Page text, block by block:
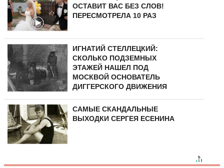
ОСТАВИТ ВАС БЕЗ СЛОВ!
ПЕРЕСМОТРЕЛА 10 РАЗ
ИГНАТИЙ СТЕЛЛЕЦКИЙ:
СКОЛЬКО ПОДЗЕМНЫХ
ЭТАЖЕЙ НАШЕЛ ПОД
МОСКВОЙ ОСНОВАТЕЛЬ
ДИГГЕРСКОГО ДВИЖЕНИЯ
САМЫЕ СКАНДАЛЬНЫЕ
ВЫХОДКИ СЕРГЕЯ ЕСЕНИНА